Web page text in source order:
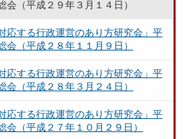
会（平成２９年３月１４日）
応する行政運営のあり方研究会」平
会（平成２８年１１月９日）
応する行政運営のあり方研究会」平
会（平成２８年３月２４日）
応する行政運営のあり方研究会」平
会（平成２７年１０月２９日）